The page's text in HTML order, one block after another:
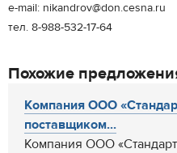
e-mail: nikandrov@don.cesna.ru
тел. 8-988-532-17-64
Похожие
Компания ООО
поставщиком...
Компания ООО